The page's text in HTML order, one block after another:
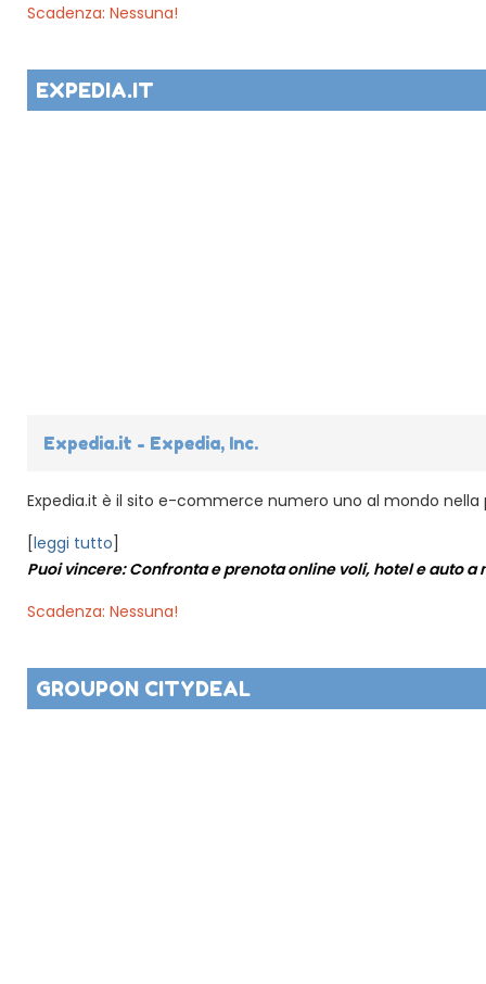
Scadenza: Nessuna!
EXPEDIA.IT
Expedia.it - Expedia, Inc.
Expedia.it è il sito e-commerce numero uno al mondo
[leggi tutto]
Puoi vincere: Confronta e prenota online voli, hotel e auto
Scadenza: Nessuna!
GROUPON CITYDEAL